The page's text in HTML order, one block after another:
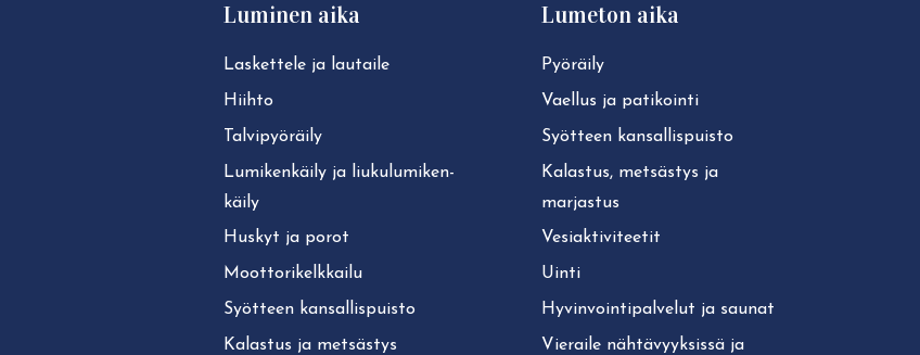
Luminen aika
Laskettele ja lautaile
Hiihto
Tal­vi­pyö­räi­ly
Lu­mi­ken­käi­ly ja liu­ku­lu­mi­ken­
käi­ly
Huskyt ja porot
Moot­to­ri­kelk­kai­lu
Syötteen kan­sal­lis­puis­to
Kalastus ja metsästys
Lumeton aika
Pyöräily
Vaellus ja patikointi
Syötteen kan­sal­lis­puis­to
Kalastus, metsästys ja
marjastus
Ve­siak­ti­vi­tee­tit
Uinti
Hy­vin­voin­ti­pal­ve­lut ja saunat
Vieraile näh­tä­vyyk­sis­sä ja